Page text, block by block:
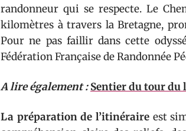
randonneur qui se respecte. Le
kilomètres à travers la Bretagne,
Pour ne pas faillir dans cette
Fédération Française de Randonnée
A lire également : Sentier du tour du
La préparation de l’itinéraire est